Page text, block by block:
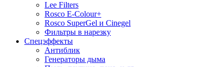
Lee Filters
Rosco E-Colour+
Rosco SuperGel и Cinegel
Фильтры в нарезку
Спецэффекты
Антиблик
Генераторы дыма